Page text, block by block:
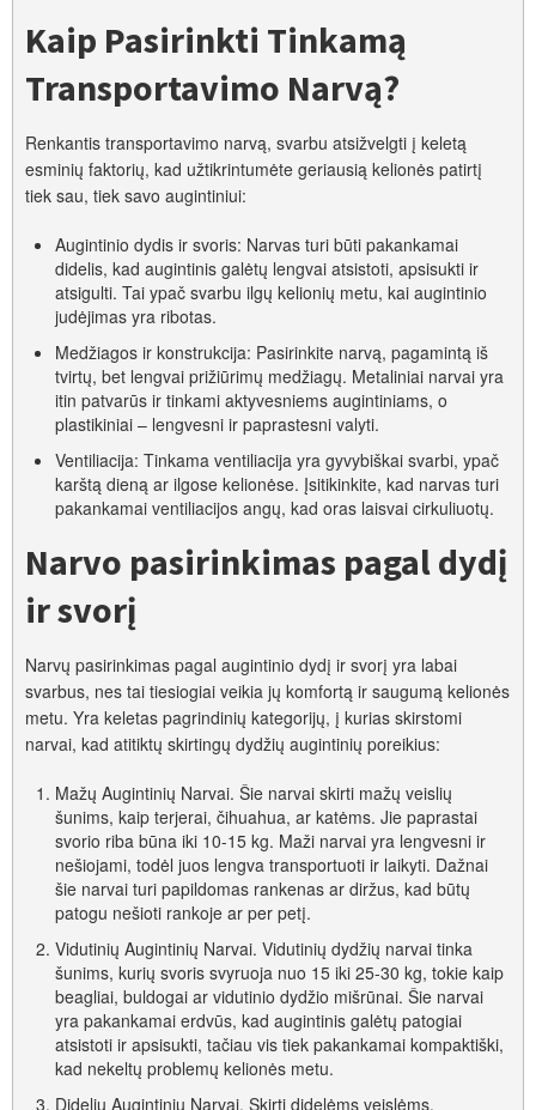
Kaip Pasirinkti Tinkamą
Transportavimo Narvą?
Renkantis transportavimo narvą, svarbu atsižvelgti į keletą
esminių faktorių, kad užtikrintumėte geriausią kelionės patirtį
tiek sau, tiek savo augintiniui:
Augintinio dydis ir svoris: Narvas turi būti pakankamai
didelis, kad augintinis galėtų lengvai atsistoti, apsisukti ir
atsigulti. Tai ypač svarbu ilgų kelionių metu, kai augintinio
judėjimas yra ribotas.
Medžiagos ir konstrukcija: Pasirinkite narvą, pagamintą iš
tvirtų, bet lengvai prižiūrimų medžiagų. Metaliniai narvai yra
itin patvarūs ir tinkami aktyvesniems augintiniams, o
plastikiniai – lengvesni ir paprastesni valyti.
Ventiliacija: Tinkama ventiliacija yra gyvybiškai svarbi, ypač
karštą dieną ar ilgose kelionėse. Įsitikinkite, kad narvas turi
pakankamai ventiliacijos angų, kad oras laisvai cirkuliuotų.
Narvo pasirinkimas pagal dydį
ir svorį
Narvų pasirinkimas pagal augintinio dydį ir svorį yra labai
svarbus, nes tai tiesiogiai veikia jų komfortą ir saugumą kelionės
metu. Yra keletas pagrindinių kategorijų, į kurias skirstomi
narvai, kad atitiktų skirtingų dydžių augintinių poreikius:
Mažų Augintinių Narvai. Šie narvai skirti mažų veislių
šunims, kaip terjerai, čihuahua, ar katėms. Jie paprastai
svorio riba būna iki 10-15 kg. Maži narvai yra lengvesni ir
nešiojami, todėl juos lengva transportuoti ir laikyti. Dažnai
šie narvai turi papildomas rankenas ar diržus, kad būtų
patogu nešioti rankoje ar per petį.
Vidutinių Augintinių Narvai. Vidutinių dydžių narvai tinka
šunims, kurių svoris svyruoja nuo 15 iki 25-30 kg, tokie kaip
beagliai, buldogai ar vidutinio dydžio mišrūnai. Šie narvai
yra pakankamai erdvūs, kad augintinis galėtų patogiai
atsistoti ir apsisukti, tačiau vis tiek pakankamai kompaktiški,
kad nekeltų problemų kelionės metu.
Didelių Augintinių Narvai. Skirti didelėms veislėms,